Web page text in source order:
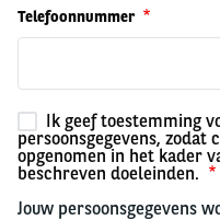
Telefoonnummer
Ik geef toestemming
persoonsgegevens,
opgenomen in het kader
beschreven doeleinden.
Jouw persoonsgegevens